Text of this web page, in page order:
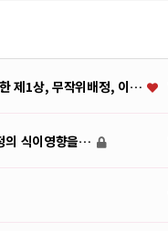
제1상, 무작위배정, 이…
의 식이영향을…